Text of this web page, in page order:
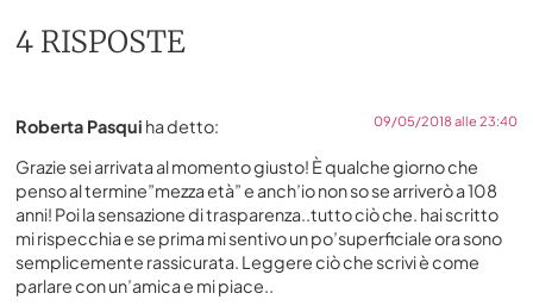
4 RISPOSTE
Roberta Pasqui ha detto: 09/05/2018 alle 23:40
Grazie sei arrivata al momento giusto! È qualche giorno che
penso al termine”mezza età” e anch’io non so se arriverò a 108
anni! Poi la sensazione di trasparenza..tutto ciò che. hai scritto
mi rispecchia e se prima mi sentivo un po’superficiale ora sono
semplicemente rassicurata. Leggere ciò che scrivi è come
parlare con un’amica e mi piace..